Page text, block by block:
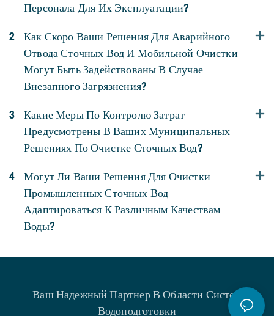
Персонала Для Их Эксплуатации?
2
Как Скоро Ваши Решения Для Аварийного
Отвода Сточных Вод И Мобильной Очистки
Могут Быть Задействованы В Случае
Внезапного Загрязнения?
3
Какие Меры По Контролю Затрат
Предусмотрены В Ваших Муниципальных
Решениях По Очистке Сточных Вод?
4
Могут Ли Ваши Решения Для Очистки
Промышленных Сточных Вод
Адаптироваться К Различным Качествам
Воды?
Ваш Надежный Партнер В Области Систем
Водоподготовки